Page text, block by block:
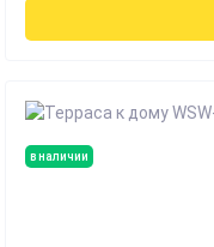
в наличии